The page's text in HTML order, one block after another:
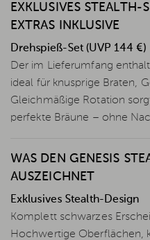
EXKLUSIVES
EXTRAS INKLUSIVE
Drehspieß-Set (UVP 144 €)
Der im Lieferumfang
ideal für knusprige Braten,
Gleichmäßige Rotation
perfekte Bräune – ohne
WAS DEN GENESIS
AUSZEICHNET
Exklusives Stealth-Design
Komplett schwarzes
Hochwertige Oberflächen,